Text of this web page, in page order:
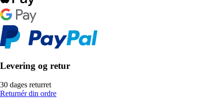
Levering og retur
30 dages returret
Returnér din ordre